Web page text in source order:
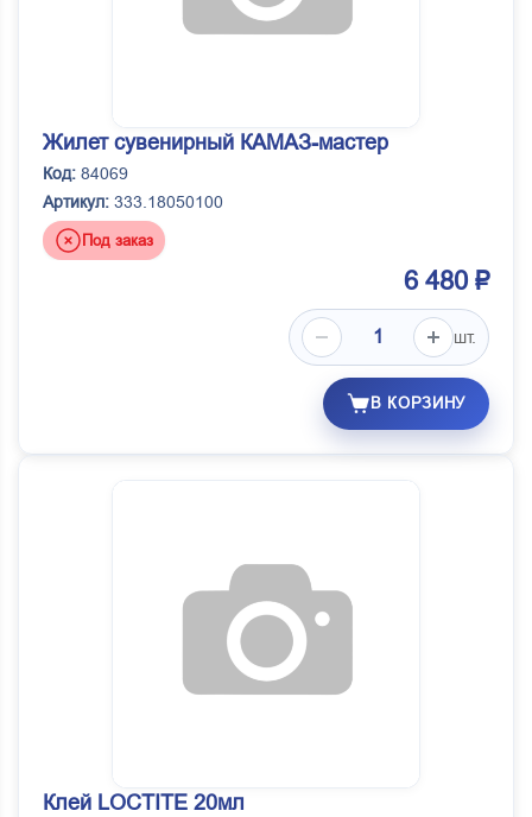
Жилет сувенирный КАМАЗ-мастер
Код: 84069
Артикул: 333.18050100
Под заказ
6 480 ₽
шт.
В КОРЗИНУ
Клей LOCTITE 20мл